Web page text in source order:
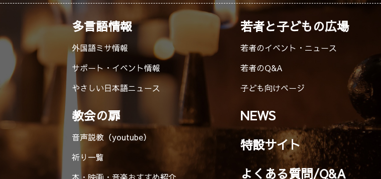
多言語情報
外国語ミサ情報
サポート・イベント情報
やさしい日本語ニュース
教会の扉
音声説教（youtube）
祈り一覧
若者と子どもの広場
若者のイベント・ニュース
若者のQ&A
子ども向けページ
NEWS
特設サイト
よくある質問/Q&A